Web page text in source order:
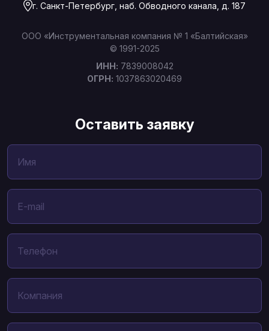
г. Санкт-Петербург, наб. Обводного канала, д. 187
ООО «Инструментальная компания № 1 «Балтийская»
© 1991-2025
ИНН: 7839008042
ОГРН: 1037863020469
Оставить заявку